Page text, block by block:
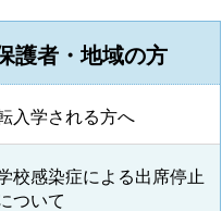
護者・地域の方
入学される方へ
校感染症による出席停止
ついて